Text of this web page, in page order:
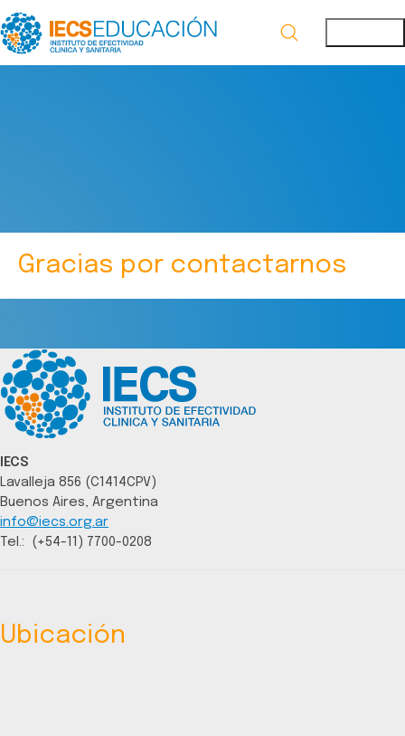
Gracias por contactarnos
IECS
Lavalleja 856 (C1414CPV)
Buenos Aires, Argentina
info@iecs.org.ar
Tel.: (+54-11) 7700-0208
Ubicación